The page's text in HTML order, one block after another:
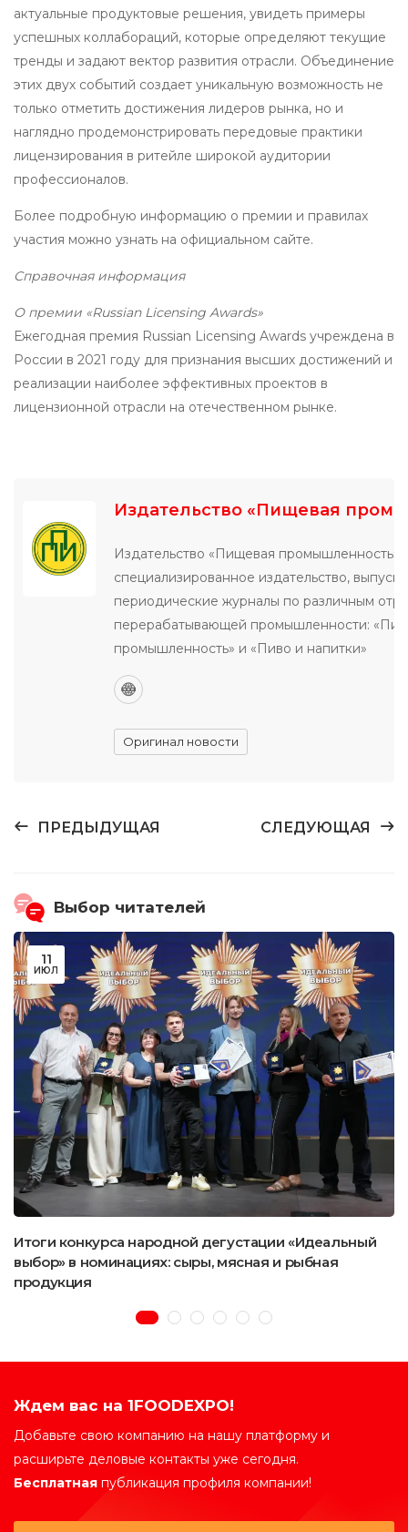
актуальные продуктовые решения, увидеть примеры
успешных коллабораций, которые определяют текущие
тренды и задают вектор развития отрасли. Объединение
этих двух событий создает уникальную возможность не
только отметить достижения лидеров рынка, но и
наглядно продемонстрировать передовые практики
лицензирования в ритейле широкой аудитории
профессионалов.
Более подробную информацию о премии и правилах
участия можно узнать на официальном сайте.
Справочная информация
О премии «Russian Licensing Awards»
Ежегодная премия Russian Licensing Awards учреждена в
России в 2021 году для признания высших достижений и
реализации наиболее эффективных проектов в
лицензионной отрасли на отечественном рынке.
Издательство «Пищевая
Издательство «Пищевая промышленность»
специализированное издательство,
периодические журналы по различным
перерабатывающей промышленности:
промышленность» и «Пиво и напитки»
Оригинал новости
ПРЕДЫДУЩАЯ СЛЕДУЮЩАЯ
Выбор читателей
11
ИЮЛ
Итоги конкурса народной дегустации «Идеальный
выбор» в номинациях: сыры, мясная и рыбная
продукция
Ждем вас на 1FOODEXPO!
Добавьте свою компанию на нашу платформу и
расширьте деловые контакты уже сегодня.
Бесплатная публикация профиля компании!